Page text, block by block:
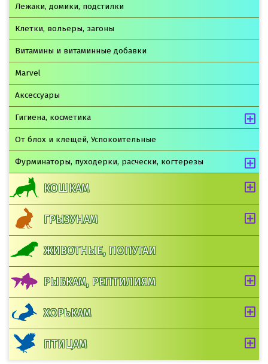
Лежаки, домики, подстилки
Клетки, вольеры, загоны
Витамины и витаминные добавки
Marvel
Аксессуары
Гигиена, косметика
От блох и клещей, Успокоительные
Фурминаторы, пуходерки, расчески, когтерезы
КОШКАМ
ГРЫЗУНАМ
ЖИВОТНЫЕ, ПОПУГАИ
РЫБКАМ, РЕПТИЛИЯМ
ХОРЬКАМ
ПТИЦАМ